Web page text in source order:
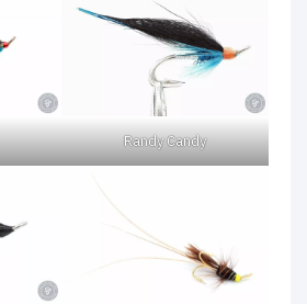
Randy Candy